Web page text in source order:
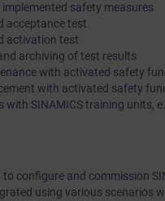
safety measures
acceptance test
activation test
archiving of test results
with activated safety
with activated safety
with SINAMICS training units,
configure and commission
using various scenarios